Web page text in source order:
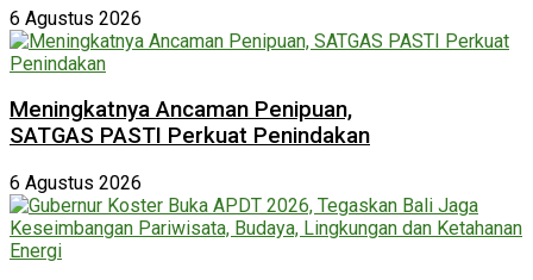
6 Agustus 2026
Meningkatnya Ancaman Penipuan,
SATGAS PASTI Perkuat Penindakan
6 Agustus 2026